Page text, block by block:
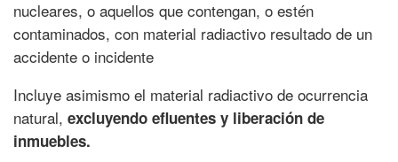
nucleares, o aquellos que contengan, o estén
contaminados, con material radiactivo resultado de un
accidente o incidente
Incluye asimismo el material radiactivo de ocurrencia
natural, excluyendo efluentes y liberación de
inmuebles.